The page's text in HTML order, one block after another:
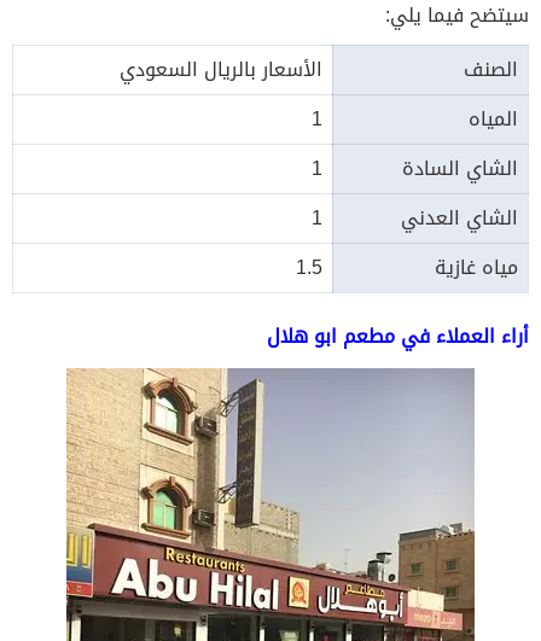
سيتضح فيما يلي:
الصنف
الأسعار بالريال السعودي
المياه
1
الشاي السادة
1
الشاي العدني
1
مياه غازية
1.5
أراء العملاء في مطعم ابو هلال